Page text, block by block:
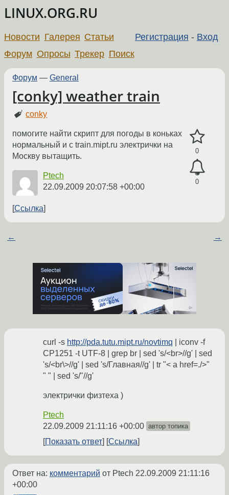
LINUX.ORG.RU
Регистрация - Вход
Новости Галерея Статьи
Форум Опросы Трекер Поиск
Форум — General
[conky] weather train
conky
0
0
помогите найти скрипт для погоды в коньках
нормальный и с train.mipt.ru электрички на
Москву вытащить.
Ptech
22.09.2009 20:07:58 +00:00
Ссылка
← →
curl -s http://pda.tutu.mipt.ru/novtimq | iconv -f
CP1251 -t UTF-8 | grep br | sed 's/<br>//g' | sed
's/<br\>//g' | sed 's/Главная//g' | tr "< a href=./>"
" " | sed 's/"//g'
электрички физтеха )
Ptech
22.09.2009 21:11:16 +00:00 автор топика
Показать ответ Ссылка
Ответ на: комментарий от Ptech 22.09.2009 21:11:16
+00:00